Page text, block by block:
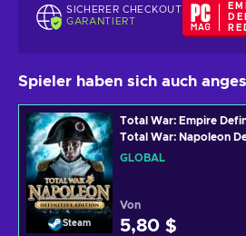
SICHERER CHECKOUT
GARANTIERT
Spieler haben sich auch
Steam
Total War: Empire
Total War: Napoleon
(PC) Steam Key GLOBAL
GLOBAL
Von
5,80 $